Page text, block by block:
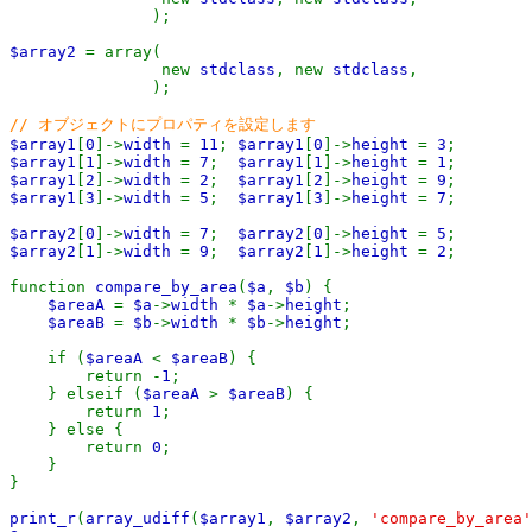
);
$array2 = array(
new stdclass , new stdclass ,
);
// オブジェクトにプロパティを設定します
$array1 [0 ]->width = 11 ; $array1 [0 ]->height = 3 ;
$array1 [ 1 ]->width = 7 ; $array1 [ 1 ]->height = 1 ;
$array1 [ 2 ]->width = 2 ; $array1 [ 2 ]->height = 9 ;
$array1 [3 ]->width = 5 ; $array1 [3 ]->height = 7 ;
$array2 [0 ]->width = 7 ; $array2 [0 ]->height = 5 ;
$array2 [ 1 ]->width = 9 ; $array2 [ 1 ]->height = 2 ;
function compare_by_area ( $a , $b ) {
$areaA = $a ->width * $a ->height ;
$areaB = $b ->width * $b ->height ;
if ( $areaA < $areaB) {
return - 1 ;
} elseif ( $areaA > $areaB) {
return 1 ;
} else {
return 0 ;
}
}
print_r( array_udiff ( $array1 , $array2 ,
'compare_by_area'